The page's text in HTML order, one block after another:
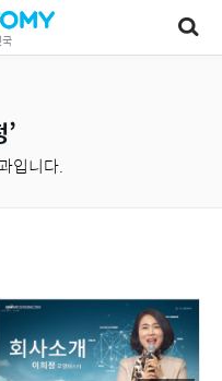
입니다.